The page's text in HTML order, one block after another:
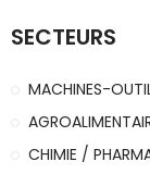
SECTEURS
MACHINES-
CHIMIE /